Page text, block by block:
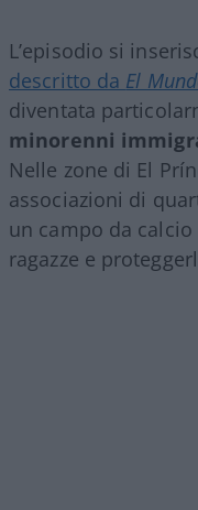
L’episodio si
descritto da El
diventata
minorenni
Nelle zone di El
associazioni di
un campo da
ragazze e